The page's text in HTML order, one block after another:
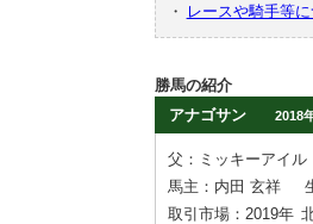
・
レースや騎手等
勝馬の紹介
アナゴサン
2018
父：ミッキーアイル
馬主：内田 玄祥
取引市場：2019年